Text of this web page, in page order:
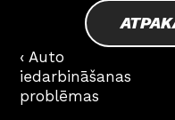
‹ Auto
iedarbināšanas
problēmas